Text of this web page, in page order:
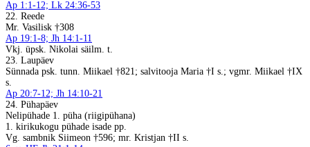
Ap 1:1-12; Lk 24:36-53
22. Reede
Mr. Vasilisk †308
Ap 19:1-8; Jh 14:1-11
Vkj. üpsk. Nikolai säilm. t.
23. Laupäev
Sünnada psk. tunn. Miikael †821; salvitooja Maria †I s.; vgmr. Miikael †IX
s.
Ap 20:7-12; Jh 14:10-21
24. Pühapäev
Nelipühade 1. püha (riigipühana)
1. kirikukogu pühade isade pp.
Vg. sambnik Siimeon †596; mr. Kristjan †II s.